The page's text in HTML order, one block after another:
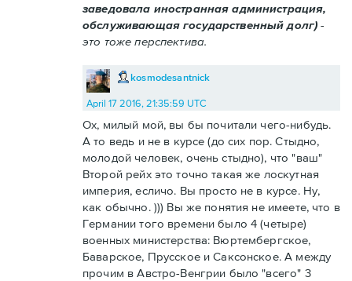
заведовала иностранная администрация,
обслуживающая государственный долг)-
это тоже перспектива.
kosmodesantnick
April 17 2016, 21:35:59 UTC
Ох, милый мой, вы бы почитали чего-нибудь.
А то ведь и не в курсе (до сих пор. Стыдно,
молодой человек, очень стыдно), что "ваш"
Второй рейх это точно такая же лоскутная
империя, есличо. Вы просто не в курсе. Ну,
как обычно. ))) Вы же понятия не имеете, что в
Германии того времени было 4 (четыре)
военных министерства: Вюртембергское,
Баварское, Прусское и Саксонское. А между
прочим в Австро-Венгрии было "всего" 3